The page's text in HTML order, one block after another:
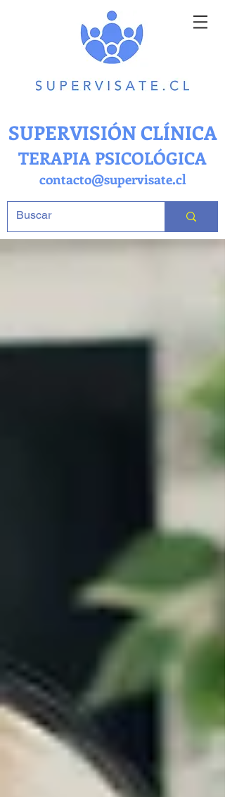
SUPERVISIÓN CLÍNICA
TERAPIA PSICOLÓGICA
contacto@supervisate.cl